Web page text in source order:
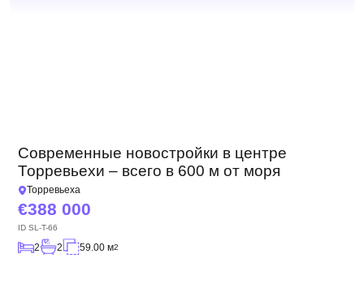
Современные новостройки в центре
Торревьехи – всего в 600 м от моря
Торревьеха
388 000
ID SL-T-66
2 2 59.00 м2